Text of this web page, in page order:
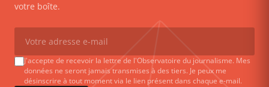
votre boîte.
J'accepte de recevoir la lettre de l'Observatoire du journalisme. Mes
données ne seront jamais transmises à des tiers. Je peux me
désinscrire à tout moment via le lien présent dans chaque e-mail.